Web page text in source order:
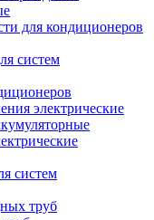
для кондиционеров
систем
электрические
систем
труб